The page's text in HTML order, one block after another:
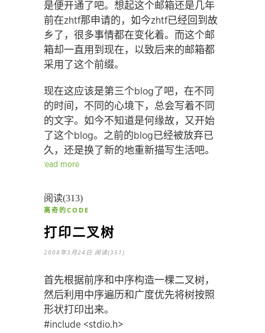
是便开通了吧。想起这个邮箱还是几年
前在zhtf那申请的，如今zhtf已经回到故
乡了，很多事情都在变化着。而这个邮
箱却一直用到现在，以致后来的邮箱都
采用了这个前缀。
现在这应该是第三个blog了吧，在不同
的时间，不同的心境下，总会写着不同
的文字。如今不知道是何缘故，又开始
了这个blog。之前的blog已经被放弃已
久，还是换了新的地重新描写生活吧。
read more
阅读(313)
离奇的CODE
打印二叉树
2008年3月24日 阅读(351)
首先根据前序和中序构造一棵二叉树，
然后利用中序遍历和广度优先将树按照
形状打印出来。
#include <stdio.h>